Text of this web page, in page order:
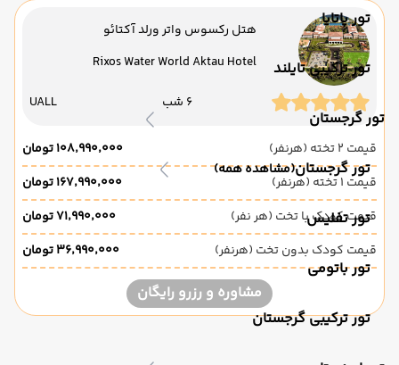
تور پاتایا
تور ترکیبی تایلند
تور گرجستان
تور گرجستان(مشاهده همه)
تور تفلیس
تور باتومی
تور ترکیبی گرجستان
هتل رکسوس واتر ورلد آکتائو
Rixos Water World Aktau Hotel
6 شب UALL
قیمت 2 تخته (هرنفر)
۱۰۸٬۹۹۰٬۰۰۰ تومان
قیمت 1 تخته (هرنفر)
۱۶۷٬۹۹۰٬۰۰۰ تومان
قیمت کودک با تخت (هر نفر)
۷۱٬۹۹۰٬۰۰۰ تومان
قیمت کودک بدون تخت (هرنفر)
۳۶٬۹۹۰٬۰۰۰ تومان
مشاوره و رزرو رایگان